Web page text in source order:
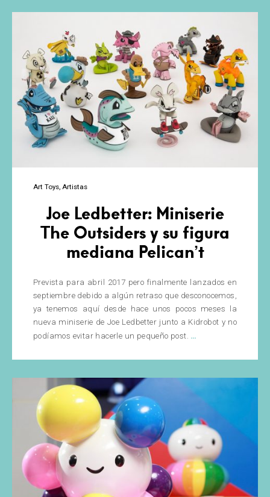
clásica
gatos
Art Toys Artistas
Joe Ledbetter: Miniserie
The Outsiders y su figura
mediana Pelican’t
Prevista para abril 2017 pero finalmente lanzados en
septiembre debido a algún retraso que desconocemos,
ya tenemos aquí desde hace unos pocos meses la
nueva miniserie de Joe Ledbetter junto a Kidrobot y no
podíamos evitar hacerle un pequeño post. …
Miniserie
The
Outsiders
su
figura
mediana
Pelican’t